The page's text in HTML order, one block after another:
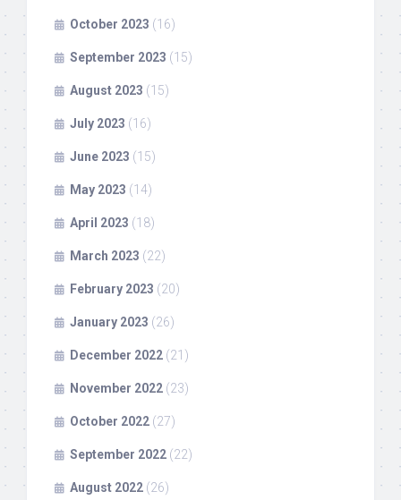
October 2023 (16)
September 2023 (15)
August 2023 (15)
July 2023 (16)
June 2023 (15)
May 2023 (14)
April 2023 (18)
March 2023 (22)
February 2023 (20)
January 2023 (26)
December 2022 (21)
November 2022 (23)
October 2022 (27)
September 2022 (22)
August 2022 (26)